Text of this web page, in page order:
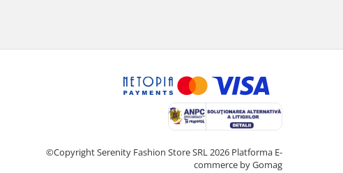
©Copyright Serenity Fashion Store SRL 2026 Platforma E-
commerce by Gomag